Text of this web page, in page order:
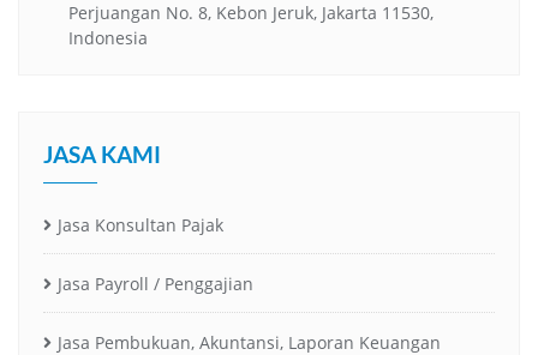
Perjuangan No. 8, Kebon Jeruk, Jakarta 11530,
Indonesia
JASA KAMI
Jasa Konsultan Pajak
Jasa Payroll / Penggajian
Jasa Pembukuan, Akuntansi, Laporan Keuangan